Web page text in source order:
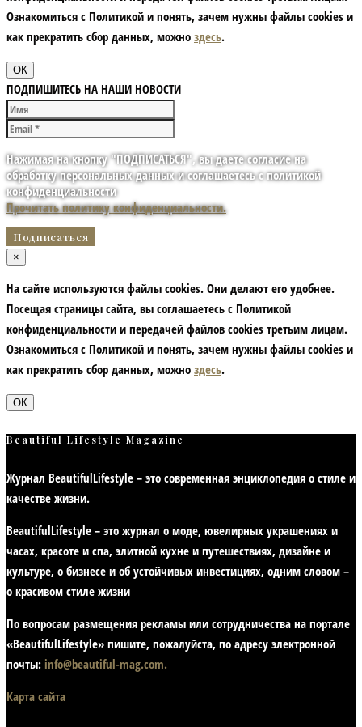
Ознакомиться с Политикой и понять, зачем нужны файлы сookies и
как прекратить сбор данных, можно здесь.
ОК
ПОДПИШИТЕСЬ НА НАШИ НОВОСТИ
Нажимая на кнопку "ПОДПИСАТЬСЯ", вы даете согласие на
обработку персональных данных и соглашаетесь с политикой
конфиденциальности
Прочитать политику конфиденциальности.
×
На сайте используются файлы cookies. Они делают его удобнее.
Посещая страницы сайта, вы соглашаетесь с Политикой
конфиденциальности и передачей файлов cookies третьим лицам.
Ознакомиться с Политикой и понять, зачем нужны файлы сookies и
как прекратить сбор данных, можно здесь.
ОК
Beautiful Lifestyle Magazine
Журнал BeautifulLifestyle – это современная энциклопедия о стиле и
качестве жизни.
BeautifulLifestyle – это журнал о моде, ювелирных украшениях и
часах, красоте и спа, элитной кухне и путешествиях, дизайне и
культуре, о бизнесе и об устойчивых инвестициях, одним словом –
о красивом стиле жизни
По вопросам размещения рекламы или сотрудничества на портале
«BeautifulLifestyle» пишите, пожалуйста, по адресу электронной
почты: info@beautiful-mag.com.
Карта сайта